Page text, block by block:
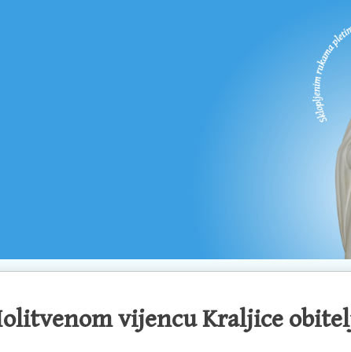
vijencu Kraljice